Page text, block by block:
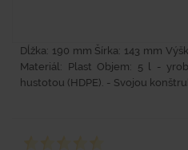
Dĺžka: 190 mm Šírka: 143 mm
Materiál: Plast Objem: 5 l -
hustotou (HDPE). - Svojou